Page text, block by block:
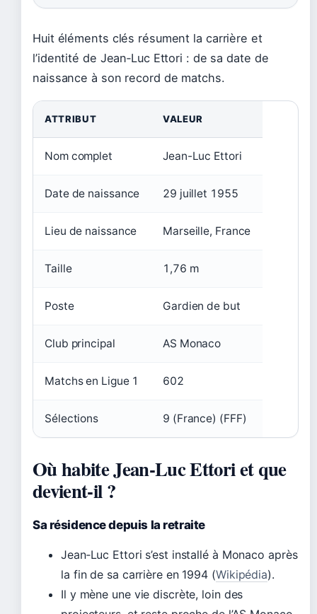
Huit éléments clés résument la carrière et
l’identité de Jean‑Luc Ettori : de sa date de
naissance à son record de matchs.
ATTRIBUT VALEUR
Nom complet Jean-Luc Ettori
Date de naissance 29 juillet 1955
Lieu de naissance Marseille, France
Taille 1,76 m
Poste Gardien de but
Club principal AS Monaco
Matchs en Ligue 1 602
Sélections 9 (France) (FFF)
Où habite Jean-Luc Ettori et que
devient-il ?
Sa résidence depuis la retraite
Jean‑Luc Ettori s’est installé à Monaco après
la fin de sa carrière en 1994 (Wikipédia).
Il y mène une vie discrète, loin des